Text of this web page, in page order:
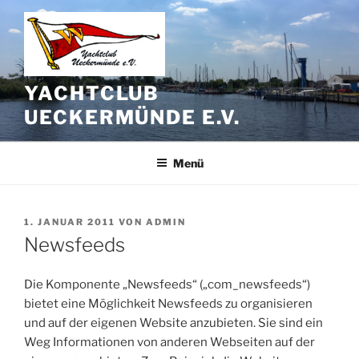
Zum
Inhalt
springen
YACHTCLUB
UECKERMÜNDE E.V.
Menü
VERÖFFENTLICHT
AM
1. JANUAR 2011 VON ADMIN
Newsfeeds
Die Komponente „Newsfeeds“ („com_newsfeeds“)
bietet eine Möglichkeit Newsfeeds zu organisieren
und auf der eigenen Website anzubieten. Sie sind ein
Weg Informationen von anderen Webseiten auf der